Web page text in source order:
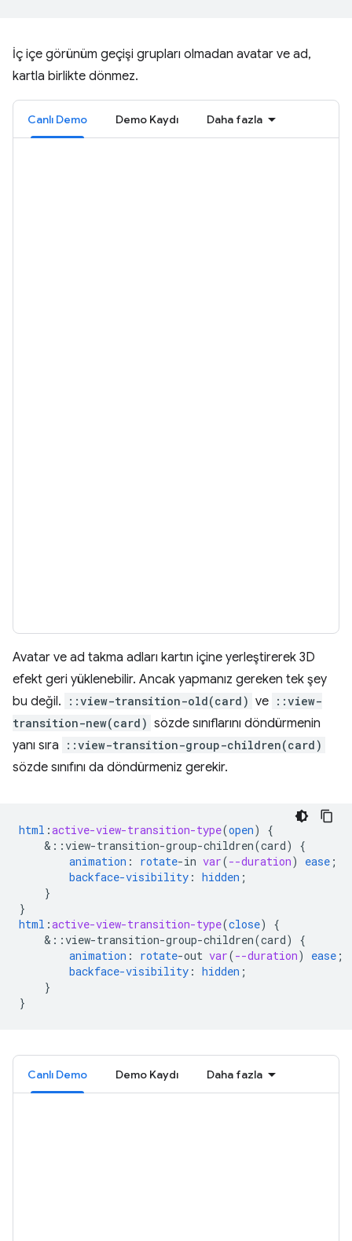
İç içe görünüm geçişi grupları olmadan avatar ve ad,
kartla birlikte dönmez.
Canlı Demo Demo Kaydı Daha fazla
Avatar ve ad takma adları kartın içine yerleştirerek 3D
efekt geri yüklenebilir. Ancak yapmanız gereken tek şey
bu değil.
::view-transition-old(card) ve ::view-
transition-new(card) sözde sınıflarını döndürmenin
yanı sıra
::view-transition-group-children(card)
sözde sınıfını da döndürmeniz gerekir.
html :active-view-transition-type(open)
{
& ::view-transition-group-children(card)
{
animation : rotate-in var(--duration) ease ;
backface-visibility : hidden ;
}
}
html :active-view-transition-type(close)
{
& ::view-transition-group-children(card)
{
animation : rotate-out var(--duration) ease ;
backface-visibility : hidden ;
}
}
Canlı Demo Demo Kaydı Daha fazla